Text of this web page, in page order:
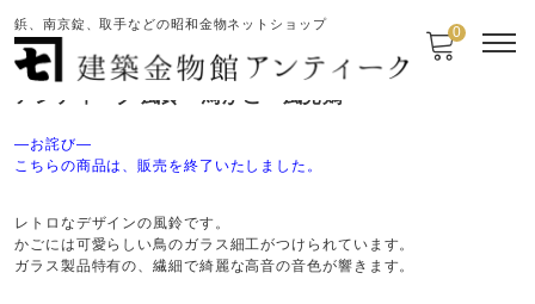
鋲、南京錠、取手などの昭和金物ネットショップ 0
アンティーク 風鈴 鳥かご・風見鶏
—お詫び—
こちらの商品は、販売を終了いたしました。
レトロなデザインの風鈴です。
かごには可愛らしい鳥のガラス細工がつけられています。
ガラス製品特有の、繊細で綺麗な高音の音色が響きます。